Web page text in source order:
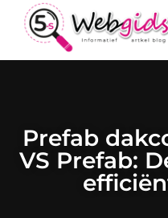
Prefab
VS Prefab: